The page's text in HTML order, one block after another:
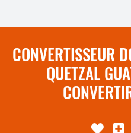
CONVERTISSEUR
QUETZAL